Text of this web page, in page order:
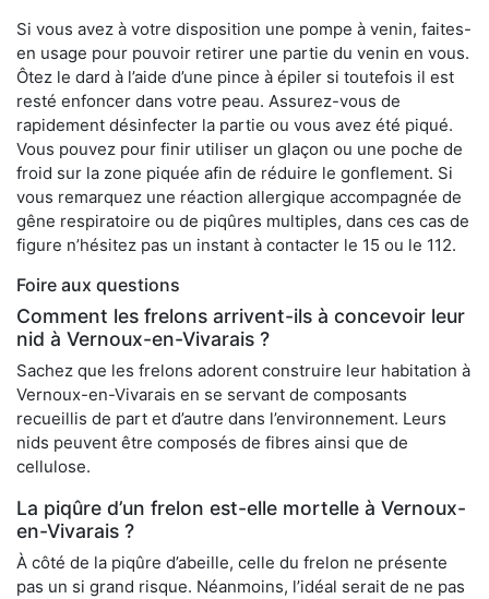
Si vous avez à votre disposition une pompe à venin, faites-
en usage pour pouvoir retirer une partie du venin en vous.
Ôtez le dard à l’aide d’une pince à épiler si toutefois il est
resté enfoncer dans votre peau. Assurez-vous de
rapidement désinfecter la partie ou vous avez été piqué.
Vous pouvez pour finir utiliser un glaçon ou une poche de
froid sur la zone piquée afin de réduire le gonflement. Si
vous remarquez une réaction allergique accompagnée de
gêne respiratoire ou de piqûres multiples, dans ces cas de
figure n’hésitez pas un instant à contacter le 15 ou le 112.
Foire aux questions
Comment les frelons arrivent-ils à concevoir leur
nid à Vernoux-en-Vivarais ?
Sachez que les frelons adorent construire leur habitation à
Vernoux-en-Vivarais en se servant de composants
recueillis de part et d’autre dans l’environnement. Leurs
nids peuvent être composés de fibres ainsi que de
cellulose.
La piqûre d’un frelon est-elle mortelle à Vernoux-
en-Vivarais ?
À côté de la piqûre d’abeille, celle du frelon ne présente
pas un si grand risque. Néanmoins, l’idéal serait de ne pas